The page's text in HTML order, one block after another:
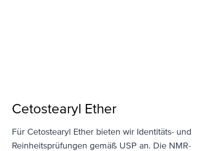
Cetostearyl Ether
Für Cetostearyl Ether bieten wir Identitäts- und
Reinheitsprüfungen gemäß USP an. Die NMR-